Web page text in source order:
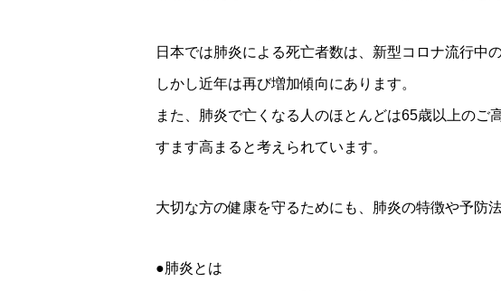
日本では肺炎による死亡者数は、新型コロナ流行中
しかし近年は再び増加傾向にあります。
また、肺炎で亡くなる人のほとんどは65歳以上のご
すます高まると考えられています。
大切な方の健康を守るためにも、肺炎の特徴や予防
●肺炎とは